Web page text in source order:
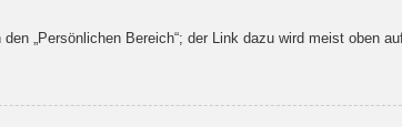
„Persönlichen Bereich“; der Link dazu wird meist oben